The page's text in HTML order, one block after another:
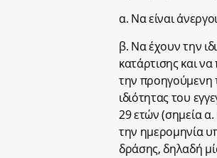
α. Να είναι
β. Να έχουν την
κατάρτισης και
την προηγούμενη
ιδιότητας του
29 ετών (σημεία α.
την ημερομηνία
δράσης, δηλαδή